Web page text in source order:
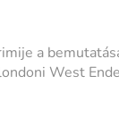
a
West